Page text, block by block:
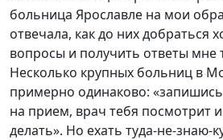
больница Ярославле на мои
отвечала, как до них добраться
вопросы и получить ответы мне
Несколько крупных больниц в
примерно одинаково:
на прием, врач тебя посмотрит
делать». Но ехать туда-не-знаю-